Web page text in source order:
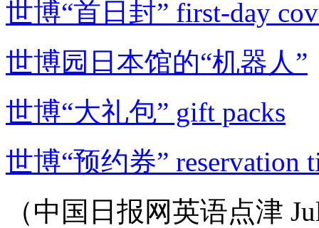
世博“首日封” first-day
世博园日本馆的“机器人”
世博“大礼包” gift packs
世博“预约券” reservation
（中国日报网英语点津